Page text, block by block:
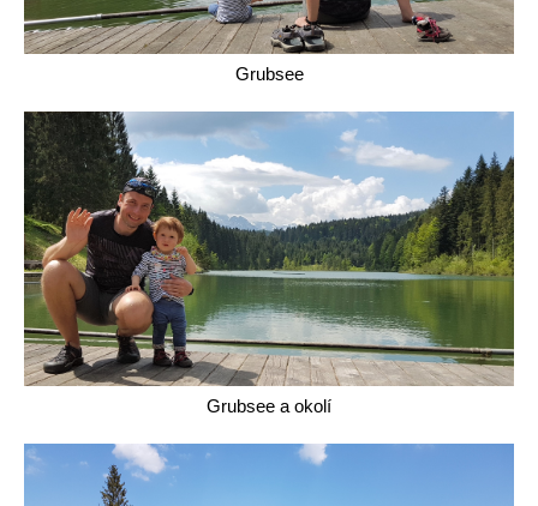
Grubsee
Grubsee a okolí